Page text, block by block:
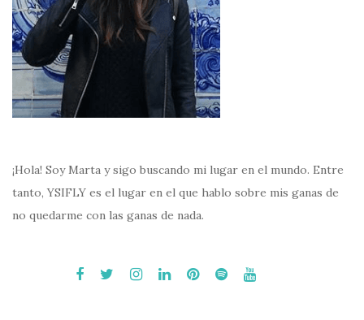
¡Hola! Soy Marta y sigo buscando mi lugar en el mundo. Entre
tanto, YSIFLY es el lugar en el que hablo sobre mis ganas de
no quedarme con las ganas de nada.